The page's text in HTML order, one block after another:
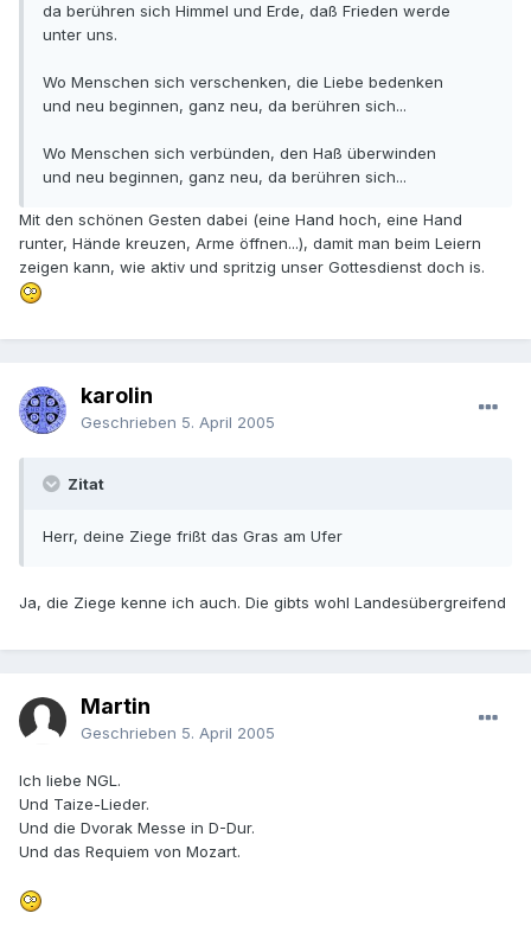
da berühren sich Himmel und Erde, daß Frieden werde
unter uns.
Wo Menschen sich verschenken, die Liebe bedenken
und neu beginnen, ganz neu, da berühren sich...
Wo Menschen sich verbünden, den Haß überwinden
und neu beginnen, ganz neu, da berühren sich...
Mit den schönen Gesten dabei (eine Hand hoch, eine Hand
runter, Hände kreuzen, Arme öffnen...), damit man beim Leiern
zeigen kann, wie aktiv und spritzig unser Gottesdienst doch is.
karolin
Geschrieben 5. April 2005
Zitat
Herr, deine Ziege frißt das Gras am Ufer
Ja, die Ziege kenne ich auch. Die gibts wohl Landesübergreifend
Martin
Geschrieben 5. April 2005
Ich liebe NGL.
Und Taize-Lieder.
Und die Dvorak Messe in D-Dur.
Und das Requiem von Mozart.